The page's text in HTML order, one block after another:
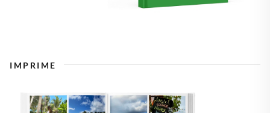
IMPRIME